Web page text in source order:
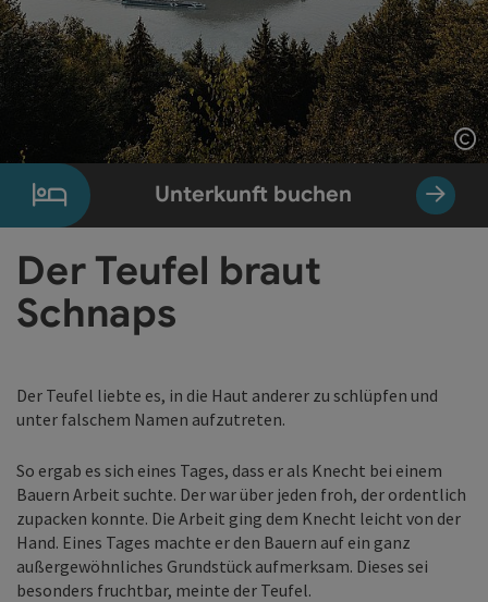
Unterkunft buchen
Der Teufel braut
Schnaps
Der Teufel liebte es, in die Haut anderer zu schlüpfen und
unter falschem Namen aufzutreten.
So ergab es sich eines Tages, dass er als Knecht bei einem
Bauern Arbeit suchte. Der war über jeden froh, der ordentlich
zupacken konnte. Die Arbeit ging dem Knecht leicht von der
Hand. Eines Tages machte er den Bauern auf ein ganz
außergewöhnliches Grundstück aufmerksam. Dieses sei
besonders fruchtbar, meinte der Teufel.